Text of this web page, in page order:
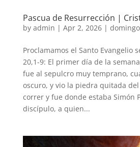
Pascua de Resurrección |
by admin | Apr 2, 2026|
Proclamamos el Santo Evangelio
20,1-9: El primer día de la
fue al sepulcro muy temprano,
oscuro, y vio la piedra quitada
correr y fue donde estaba Simón
discípulo, a quien...